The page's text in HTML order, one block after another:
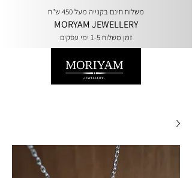
משלוח חינם בקנייה מעל 450 ש"ח
MORYAM JEWELLERY
זמן משלוח 1-5 ימי עסקים